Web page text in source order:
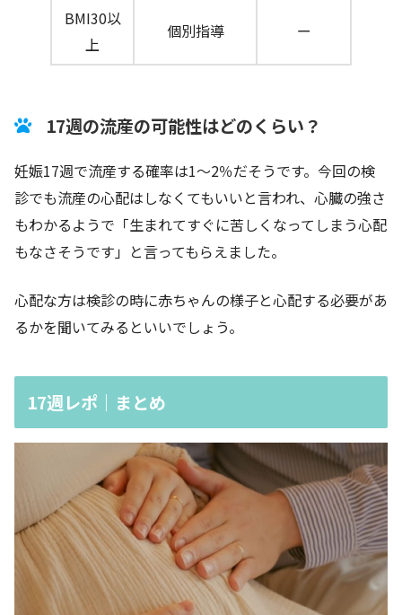
BMI30以
上
個別指導 ー
17週の流産の可能性はどのくらい？
妊娠17週で流産する確率は1～2％だそうです。今回の検
診でも流産の心配はしなくてもいいと言われ、心臓の強さ
もわかるようで「生まれてすぐに苦しくなってしまう心配
もなさそうです」と言ってもらえました。
心配な方は検診の時に赤ちゃんの様子と心配する必要があ
るかを聞いてみるといいでしょう。
17週レポ｜まとめ